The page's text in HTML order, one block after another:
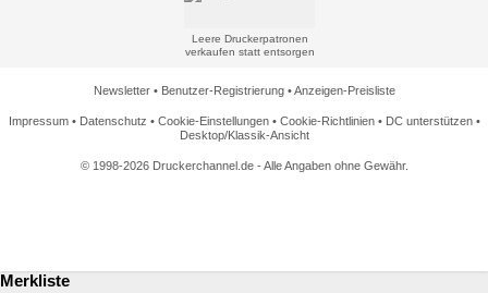
Leere Druckerpatronen
verkaufen statt entsorgen
Newsletter• Benutzer-Registrierung•Anzeigen-Preisliste
Impressum• Datenschutz • Cookie-Einstellungen• Cookie-Richtlinien• DC unterstützen•
Desktop/Klassik-Ansicht
© 1998-2026 Druckerchannel.de - Alle Angaben ohne Gewähr.
Merkliste